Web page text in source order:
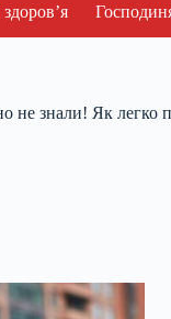
не знали! Як легко